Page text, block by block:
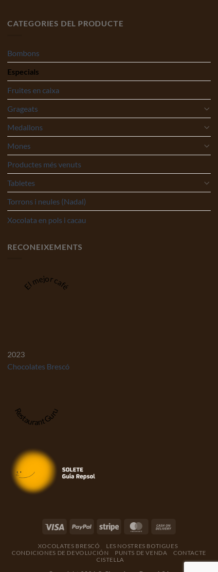
CATEGORIES DEL PRODUCTE
Bombons
Especials
Fruites en caixa
Grageats
Medallons
Mones
Productes més venuts
Tabletes
Torrons i neules (Nadal)
Xocolata en pols i cacau
RECONEIXEMENTS
El mejor café
2023
Chocolates Brescó
Restaurant Guru
XOCOLATES BRESCÓ
LES NOSTRES BOTIGUES
CONDICIONES DE DEVOLUCIÓN
PUNTS DE VENDA
CONTACTE
CISTELLA